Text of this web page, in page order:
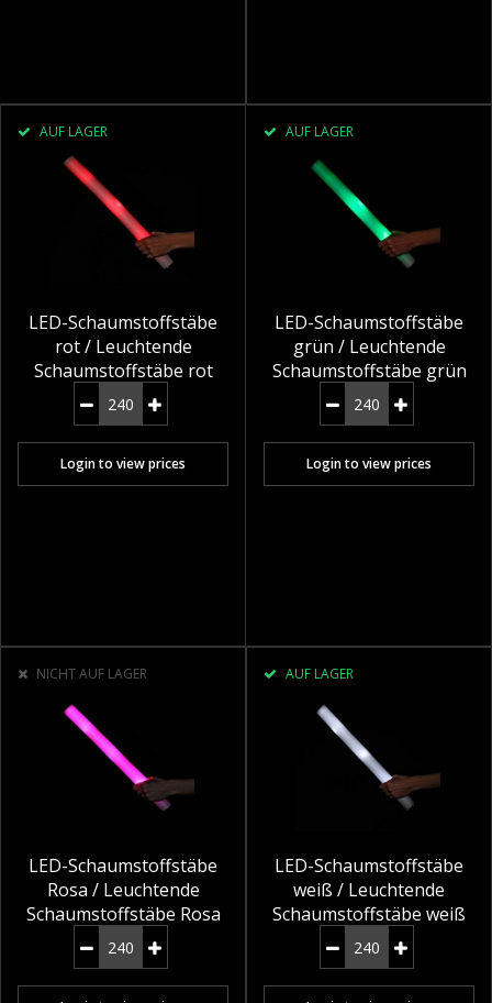
AUF LAGER
LED-Schaumstoffstäbe
rot / Leuchtende
Schaumstoffstäbe rot
Login to view prices
AUF LAGER
LED-Schaumstoffstäbe
grün / Leuchtende
Schaumstoffstäbe grün
Login to view prices
NICHT AUF LAGER
LED-Schaumstoffstäbe
Rosa / Leuchtende
Schaumstoffstäbe Rosa
AUF LAGER
LED-Schaumstoffstäbe
weiß / Leuchtende
Schaumstoffstäbe weiß